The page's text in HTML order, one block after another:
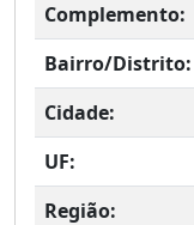
Complemento:
Bairro/Distrito:
Cidade:
UF:
Região: